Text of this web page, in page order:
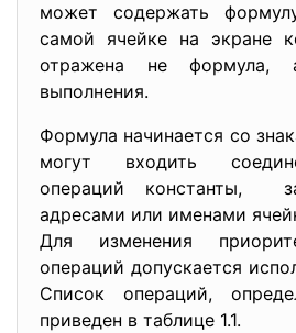
может содержать
самой ячейке на экране
отражена не формула,
выполнения.
Формула начинается со
могут входить
операций константы,
адресами или именами
Для изменения
операций допускается
Список операций,
приведен в таблице 1.1.